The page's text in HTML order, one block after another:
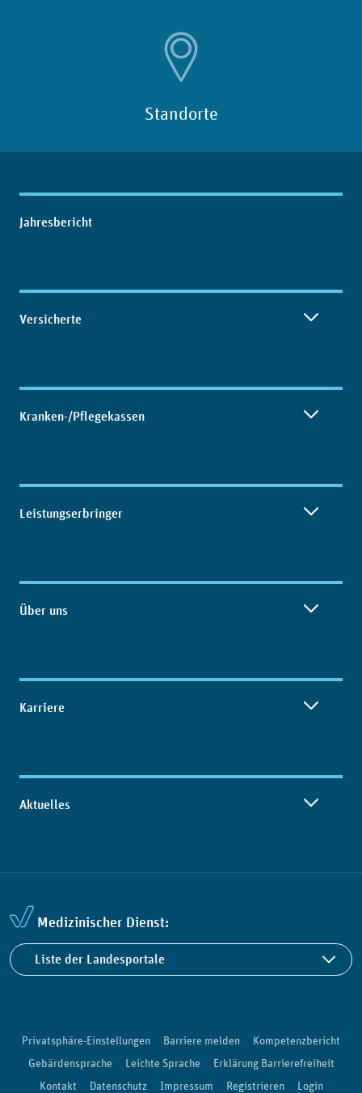
Standorte
Inhaltsübersicht
Jahresbericht
Versicherte
Kranken-/Pflegekassen
Leistungserbringer
Über uns
Karriere
Aktuelles
Medizinischer Dienst:
Liste der Landesportale
Privatsphäre-Einstellungen Barriere melden
Kompetenzbericht
Gebärdensprache
Leichte Sprache
Erklärung Barrierefreiheit
Kontakt
Datenschutz Impressum Registrieren Login